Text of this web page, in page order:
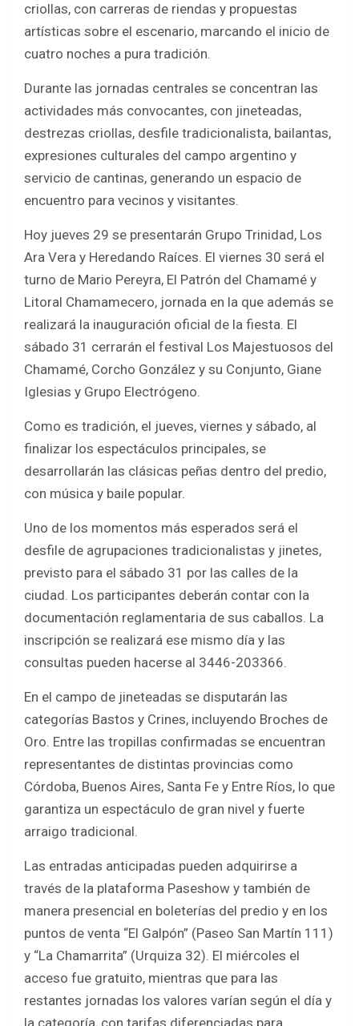
criollas, con carreras de riendas y propuestas
artísticas sobre el escenario, marcando el inicio de
cuatro noches a pura tradición.
Durante las jornadas centrales se concentran las
actividades más convocantes, con jineteadas,
destrezas criollas, desfile tradicionalista, bailantas,
expresiones culturales del campo argentino y
servicio de cantinas, generando un espacio de
encuentro para vecinos y visitantes.
Hoy jueves 29 se presentarán Grupo Trinidad, Los
Ara Vera y Heredando Raíces. El viernes 30 será el
turno de Mario Pereyra, El Patrón del Chamamé y
Litoral Chamamecero, jornada en la que además se
realizará la inauguración oficial de la fiesta. El
sábado 31 cerrarán el festival Los Majestuosos del
Chamamé, Corcho González y su Conjunto, Giane
Iglesias y Grupo Electrógeno.
Como es tradición, el jueves, viernes y sábado, al
finalizar los espectáculos principales, se
desarrollarán las clásicas peñas dentro del predio,
con música y baile popular.
Uno de los momentos más esperados será el
desfile de agrupaciones tradicionalistas y jinetes,
previsto para el sábado 31 por las calles de la
ciudad. Los participantes deberán contar con la
documentación reglamentaria de sus caballos. La
inscripción se realizará ese mismo día y las
consultas pueden hacerse al 3446-203366.
En el campo de jineteadas se disputarán las
categorías Bastos y Crines, incluyendo Broches de
Oro. Entre las tropillas confirmadas se encuentran
representantes de distintas provincias como
Córdoba, Buenos Aires, Santa Fe y Entre Ríos, lo que
garantiza un espectáculo de gran nivel y fuerte
arraigo tradicional.
Las entradas anticipadas pueden adquirirse a
través de la plataforma Paseshow y también de
manera presencial en boleterías del predio y en los
puntos de venta “El Galpón” (Paseo San Martín 111)
y “La Chamarrita” (Urquiza 32). El miércoles el
acceso fue gratuito, mientras que para las
restantes jornadas los valores varían según el día y